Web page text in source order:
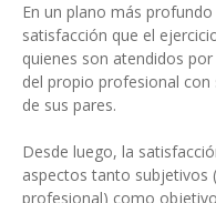
En un plano más
satisfacción que el
quienes son atendidos
del propio profesional
de sus pares.
Desde luego, la
aspectos tanto subjetivos
profesional) como